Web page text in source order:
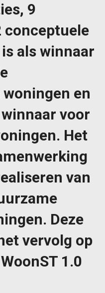
9
conceptuele
als winnaar
en
voor
Het
van
Deze
vervolg op
1.0